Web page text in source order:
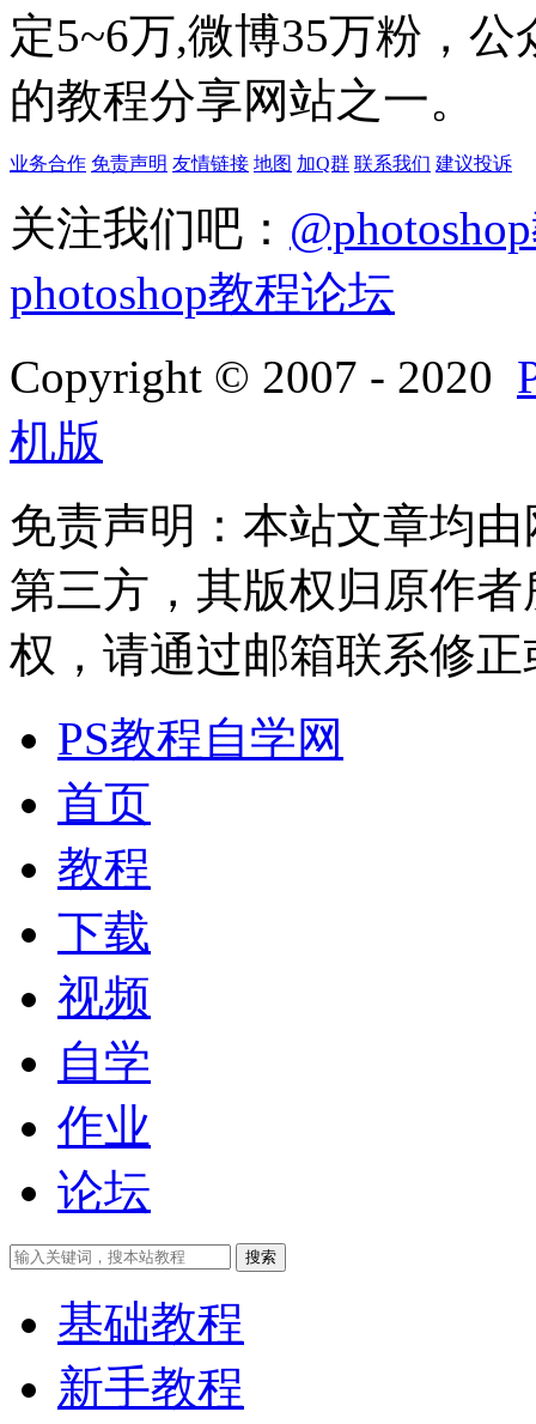
定5~6万,微博35万粉，
的教程分享网站之一。
业务合作 免责声明 友情链接 地图 加Q群 联系我们 建议投诉
关注我们吧：
photoshop教程论坛
Copyright © 2007 - 2020
机版
免责声明：本站文章均
第三方，其版权归原作
权，请通过邮箱联系修正
PS教程自学网
首页
教程
下载
视频
自学
作业
论坛
搜索
基础教程
新手教程